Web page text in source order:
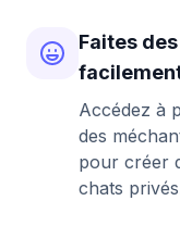
Faites
Accédez à
des
pour créer
chats